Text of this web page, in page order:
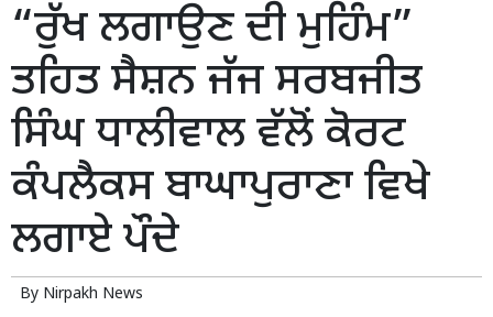
“ਰੁੱਖ ਲਗਾਉਣ ਦੀ ਮੁਹਿੰਮ”
ਤਹਿਤ ਸੈਸ਼ਨ ਜੱਜ ਸਰਬਜੀਤ
ਸਿੰਘ ਧਾਲੀਵਾਲ ਵੱਲੋਂ ਕੋਰਟ
ਕੰਪਲੈਕਸ ਬਾਘਾਪੁਰਾਣਾ ਵਿਖੇ
ਲਗਾਏ ਪੌਦੇ
By Nirpakh News